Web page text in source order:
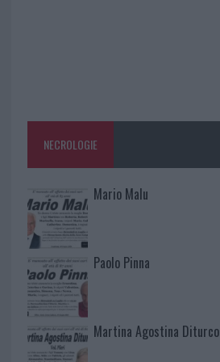
NECROLOGIE
Mario Malu
Paolo Pinna
Martina Agostina Diturco